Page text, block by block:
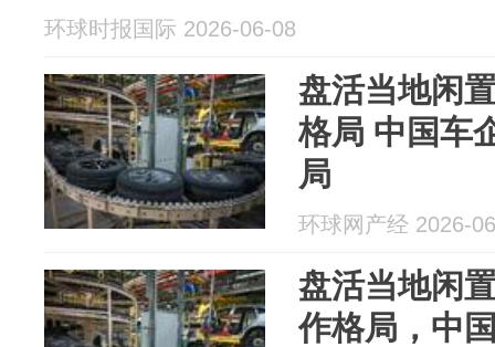
环球时报国际 2026-06-08
盘活当地闲
格局 中国车
局
环球网产经 2026-
盘活当地闲
作格局，中